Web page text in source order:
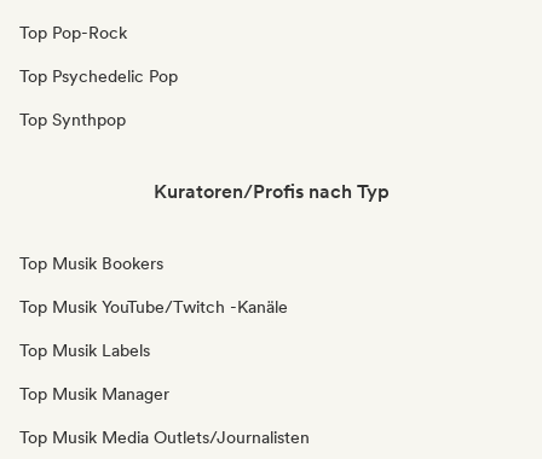
Top Pop-Rock
Top Psychedelic Pop
Top Synthpop
Kuratoren/Profis nach Typ
Top Musik Bookers
Top Musik YouTube/Twitch -Kanäle
Top Musik Labels
Top Musik Manager
Top Musik Media Outlets/Journalisten